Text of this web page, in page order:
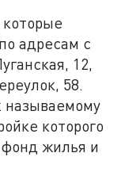
адресам с
12,
58.
называемому
которого
жилья и